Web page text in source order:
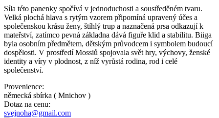
Síla této panenky spočívá v jednoduchosti a soustředěném tvaru.
Velká plochá hlava s rytým vzorem připomíná upravený účes a
společenskou krásu ženy, štíhlý trup a naznačená prsa odkazují k
mateřství, zatímco pevná základna dává figuře klid a stabilitu. Biiga
byla osobním předmětem, dětským průvodcem i symbolem budoucí
dospělosti. V prostředí Mossiů spojovala svět hry, výchovy, ženské
identity a víry v plodnost, z níž vyrůstá rodina, rod i celé
společenství.
Provenience:
německá sbírka ( Mnichov )
Dotaz na cenu:
svejnoha@gmail.com